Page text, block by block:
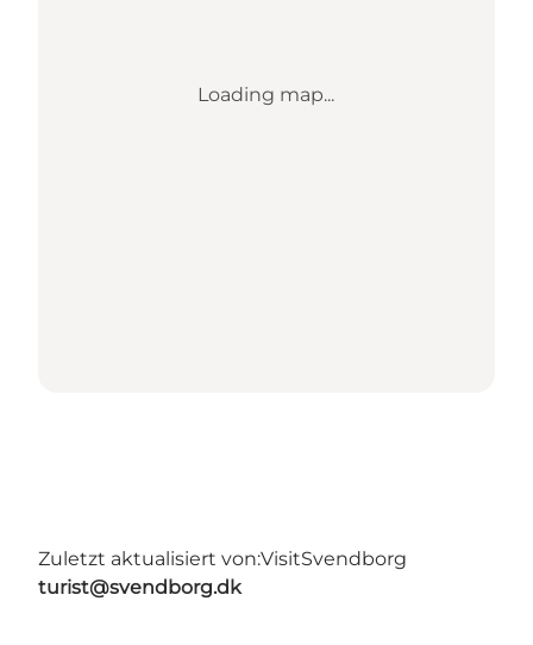
Loading map...
Zuletzt aktualisiert von:VisitSvendborg
turist@svendborg.dk